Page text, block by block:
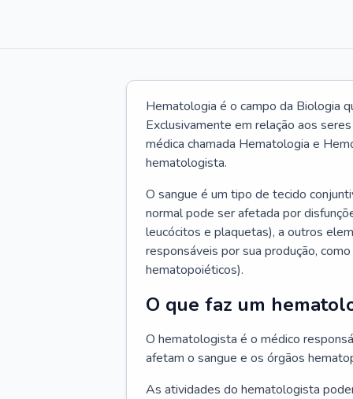
Hematologia é o campo da Biologia
Exclusivamente em relação aos
médica chamada Hematologia e
hematologista.
O sangue é um tipo de tecido
normal pode ser afetada por
leucócitos e plaquetas), a outros
responsáveis por sua produção,
hematopoiéticos).
O que faz um
O hematologista é o médico
afetam o sangue e os órgãos
As atividades do hematologista